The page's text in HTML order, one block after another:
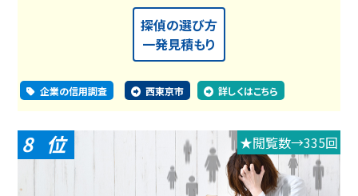
探偵の選び方
一発見積もり
企業の信用調査 西東京市 詳しくはこちら
8 ★閲覧数→335回